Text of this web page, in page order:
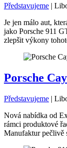
Představujeme |
Je jen málo aut,
jako Porsche 911
zlepšit výkony
Porsche
Představujeme |
Nová nabídka od
rámci produktové
Manufaktur pečlivě